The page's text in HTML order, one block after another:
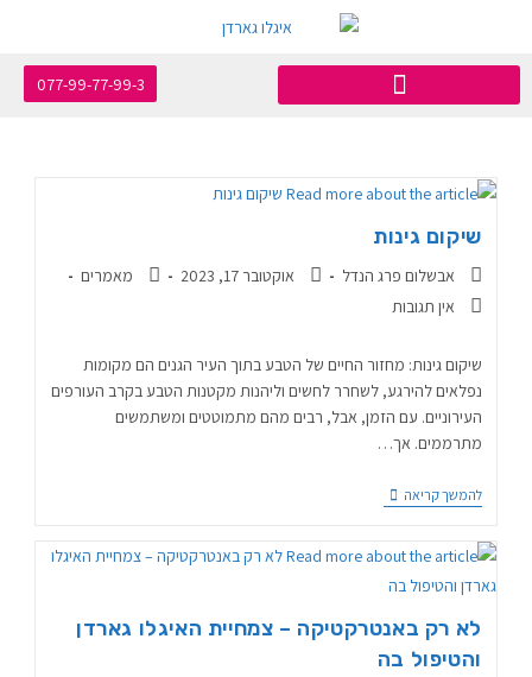
077-99-77-99-3
שיקום גינות
אבשלום פרג הנדל אוקטובר 17, 2023
מאמרים
אין תגובות
שיקום גינות: מחזור החיים של הטבע בתוך העיר הגנים הם מקומות
נפלאים להירגע, לשחרר לחשים וליהנות מקטנות הטבע בקרב העורפים
העירוניים. עם הזמן, אבל, רבים מהם מתמוטטים ומשתמשים
מתרממים. אך…
להמשך קריאה
לא רק באנטרקטיקה – צמחיית האיגלו גארדן
והטיפול בה